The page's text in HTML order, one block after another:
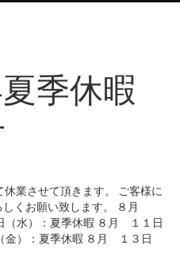
季休暇
業させて頂きます。
ご客様に
くお願い致します。
８月
水）：夏季休暇 ８月 １１日
）：夏季休暇 ８月 １３日